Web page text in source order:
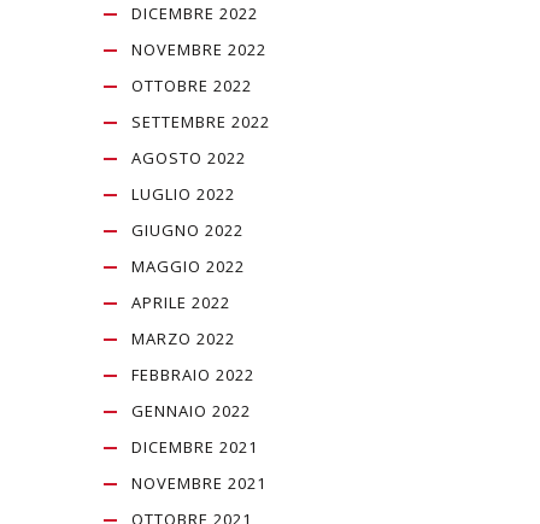
DICEMBRE 2022
NOVEMBRE 2022
OTTOBRE 2022
SETTEMBRE 2022
AGOSTO 2022
LUGLIO 2022
GIUGNO 2022
MAGGIO 2022
APRILE 2022
MARZO 2022
FEBBRAIO 2022
GENNAIO 2022
DICEMBRE 2021
NOVEMBRE 2021
OTTOBRE 2021